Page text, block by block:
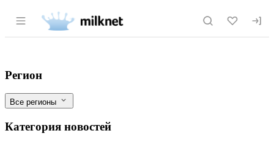
Раздел навигации по сайту milknet.ru
В Чувашии с помощью ФГИС
Фильтры
Регион
Все регионы
Категория новостей